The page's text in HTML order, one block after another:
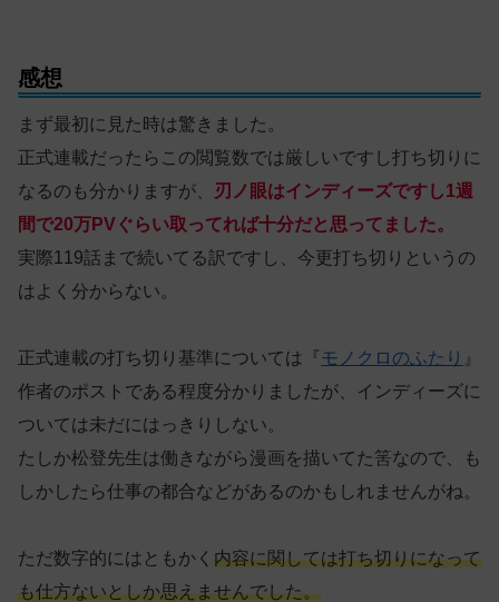
感想
まず最初に見た時は驚きました。
正式連載だったらこの閲覧数では厳しいですし打ち切りに
なるのも分かりますが、
刃ノ眼はインディーズですし1週
間で20万PVぐらい取ってれば十分だと思ってました。
実際119話まで続いてる訳ですし、今更打ち切りというの
はよく分からない。
正式連載の打ち切り基準については『モノクロのふたり 』
作者のポストである程度分かりましたが、インディーズに
ついては未だにはっきりしない。
たしか松登先生は働きながら漫画を描いてた筈なので、も
しかしたら仕事の都合などがあるのかもしれませんがね。
ただ数字的にはともかく 内容に関しては打ち切りになって
も仕方ないとしか思えませんでした。